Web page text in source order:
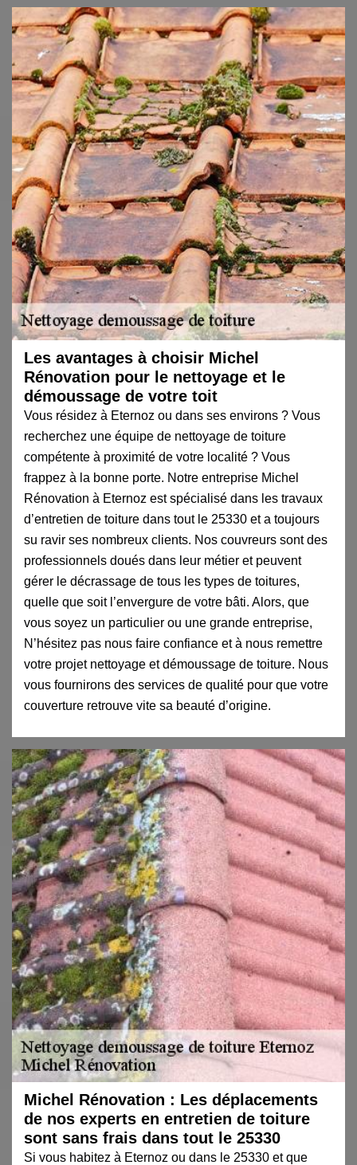
Les avantages à choisir Michel
Rénovation pour le nettoyage et le
démoussage de votre toit
Vous résidez à Eternoz ou dans ses environs ? Vous
recherchez une équipe de nettoyage de toiture
compétente à proximité de votre localité ? Vous
frappez à la bonne porte. Notre entreprise Michel
Rénovation à Eternoz est spécialisé dans les travaux
d’entretien de toiture dans tout le 25330 et a toujours
su ravir ses nombreux clients. Nos couvreurs sont des
professionnels doués dans leur métier et peuvent
gérer le décrassage de tous les types de toitures,
quelle que soit l’envergure de votre bâti. Alors, que
vous soyez un particulier ou une grande entreprise,
N’hésitez pas nous faire confiance et à nous remettre
votre projet nettoyage et démoussage de toiture. Nous
vous fournirons des services de qualité pour que votre
couverture retrouve vite sa beauté d’origine.
Michel Rénovation : Les déplacements
de nos experts en entretien de toiture
sont sans frais dans tout le 25330
Si vous habitez à Eternoz ou dans le 25330 et que